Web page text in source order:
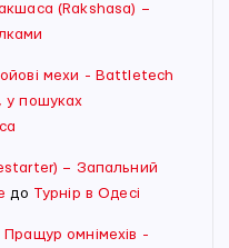
(Rakshasa) –
мехи - Battletech
у пошуках
– Запальний
до Турнір в Одесі
омнімехів -